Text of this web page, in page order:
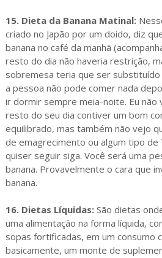
15. Dieta da Banana Matinal:
criado no Japão por um doido, diz
banana no café da manhã
resto do dia não haveria restrição,
sobremesa teria que ser substituído
a pessoa não pode comer nada
ir dormir sempre meia-noite. Eu não
resto do seu dia contiver um bom
equilibrado, mas também não vejo
de emagrecimento ou algum tipo de
quiser seguir siga. Você será uma
banana. Provavelmente o cara que
banana.
16. Dietas Líquidas:São dietas
uma alimentação na forma líquida,
sopas fortificadas, em um consumo
basicamente, um monte de